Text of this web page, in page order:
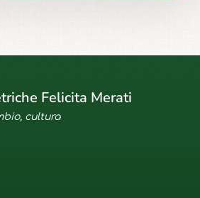
Felicita Merati
cultura